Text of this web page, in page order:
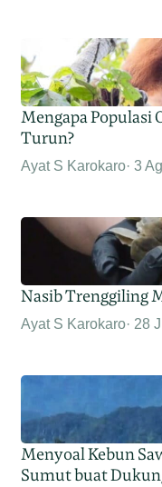
Mengapa Populasi
Turun?
Ayat S Karokaro 3
Nasib Trenggiling
Ayat S Karokaro 28
Menyoal Kebun
Sumut buat